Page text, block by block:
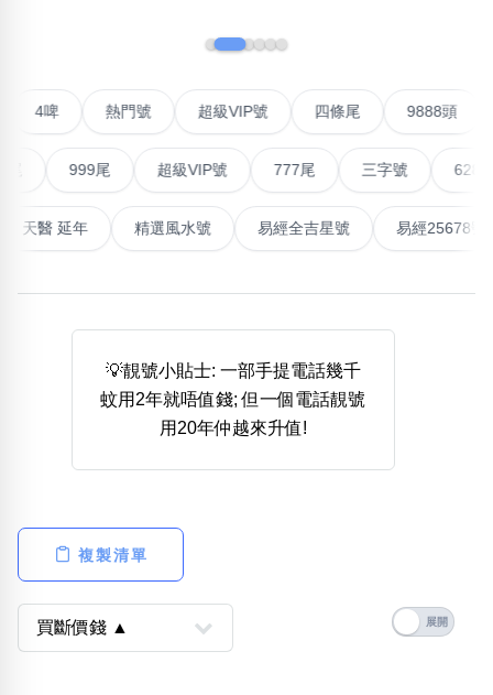
無0 無2無3無4無5 無7無8 無9
熱門分類
888尾
999尾 777尾 9字頭 6字頭
無4字
全大數字
5萬以上 生天延 全吉星(全號)
清除全部分類
高級分類 i
幸運號分類
熱門號 超級VIP號 四條尾 9888頭
999尾 超級VIP號 777尾 三字號 6288頭
能量生氣 天醫 延年 精選風水號 易經全吉星號 易經
💡靚號小貼士: 一部手提電話幾千
蚊用2年就唔值錢; 但一個電話靚號
用20年仲越來升值!
複製清單